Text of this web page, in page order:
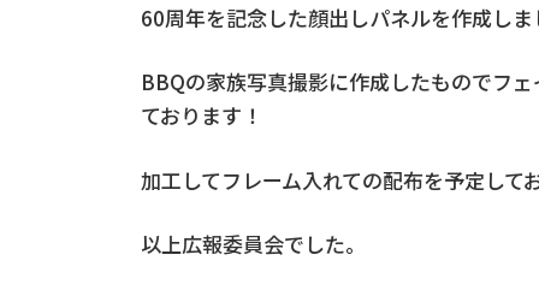
60周年を記念した顔出しパネルを作成し
BBQの家族写真撮影に作成したものでフ
ております！
加工してフレーム入れての配布を予定して
以上広報委員会でした。